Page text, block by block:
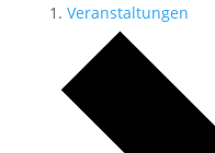
Veranstaltungen